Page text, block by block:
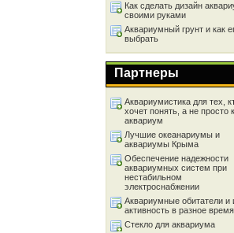
Как сделать дизайн
своими руками
Аквариумный грунт и как
выбрать
Партнеры
Аквариумистика для тех,
хочет понять, а не просто
аквариум
Лучшие океанариумы и
аквариумы Крыма
Обеспечение надежности
аквариумных систем при
нестабильном
электроснабжении
Аквариумные обитатели и
активность в разное
Стекло для аквариума